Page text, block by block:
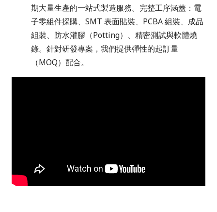
期大量生產的一站式製造服務。完整工序涵蓋：電
子零組件採購、 SMT 表面貼裝、 PCBA組裝、成品
組裝、防水灌膠（Potting）、精密測試與軟體燒
錄。針對研發專案，我們提供彈性的起訂量
（MOQ）配合。